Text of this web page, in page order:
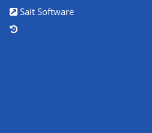
Sait Software